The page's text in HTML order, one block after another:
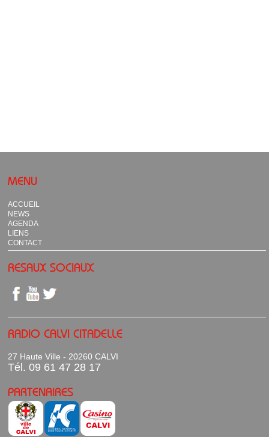
MENU
ACCUEIL
NEWS
AGENDA
LIENS
CONTACT
RESAUX SOCIAUX
RADIO CALVI CITADELLE
27 Haute Ville - 20260 CALVI
Tél. 09 61 47 28 17
PARTENAIRES